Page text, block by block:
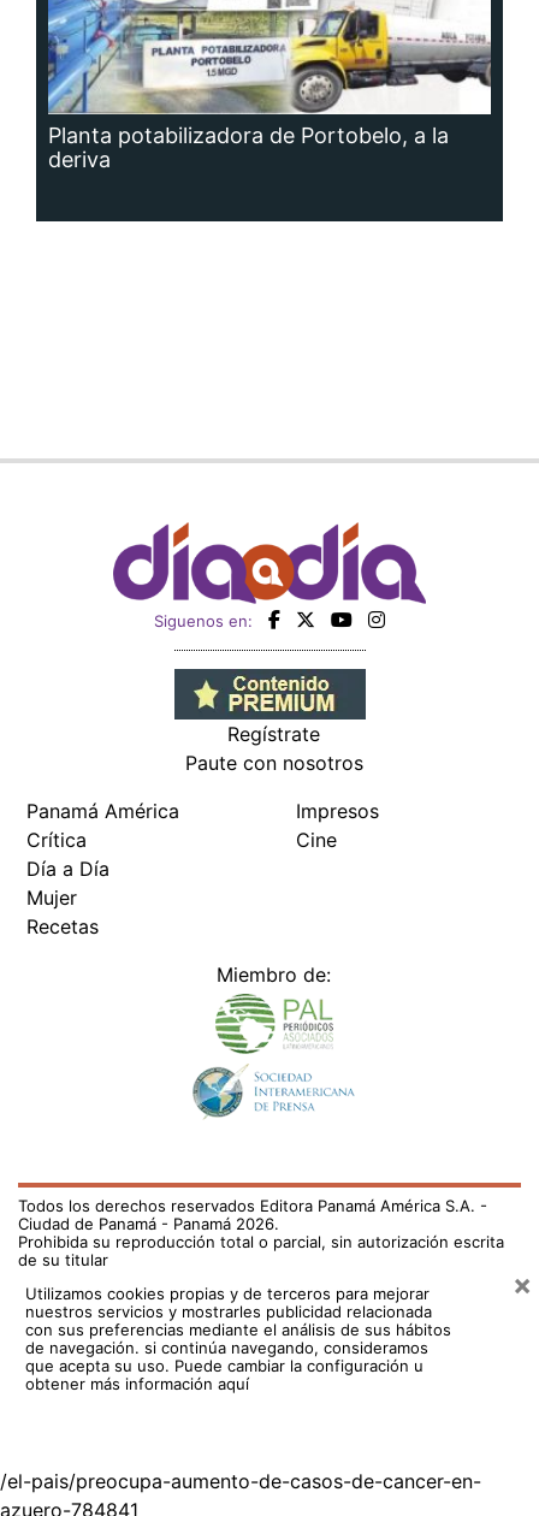
Planta potabilizadora de Portobelo, a la
deriva
Siguenos en:
Regístrate
Paute con nosotros
Panamá América
Crítica
Día a Día
Mujer
Recetas
Impresos
Cine
Miembro de:
Todos los derechos reservados Editora Panamá América S.A. -
Ciudad de Panamá - Panamá 2026.
Prohibida su reproducción total o parcial, sin autorización escrita
de su titular
Utilizamos cookies propias y de terceros para mejorar
nuestros servicios y mostrarles publicidad relacionada
con sus preferencias mediante el análisis de sus hábitos
de navegación. si continúa navegando, consideramos
que acepta su uso. Puede cambiar la configuración u
obtener más información aquí
×
/el-pais/preocupa-aumento-de-casos-de-cancer-en-
azuero-784841